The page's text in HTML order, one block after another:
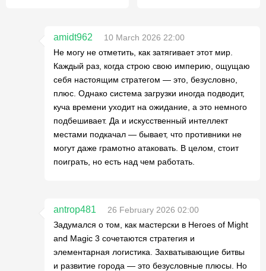
amidt962
10 March 2026 22:00
Не могу не отметить, как затягивает этот мир.
Каждый раз, когда строю свою империю, ощущаю
себя настоящим стратегом — это, безусловно,
плюс. Однако система загрузки иногда подводит,
куча времени уходит на ожидание, а это немного
подбешивает. Да и искусственный интеллект
местами подкачал — бывает, что противники не
могут даже грамотно атаковать. В целом, стоит
поиграть, но есть над чем работать.
antrop481
26 February 2026 02:00
Задумался о том, как мастерски в Heroes of Might
and Magic 3 сочетаются стратегия и
элементарная логистика. Захватывающие битвы
и развитие города — это безусловные плюсы. Но